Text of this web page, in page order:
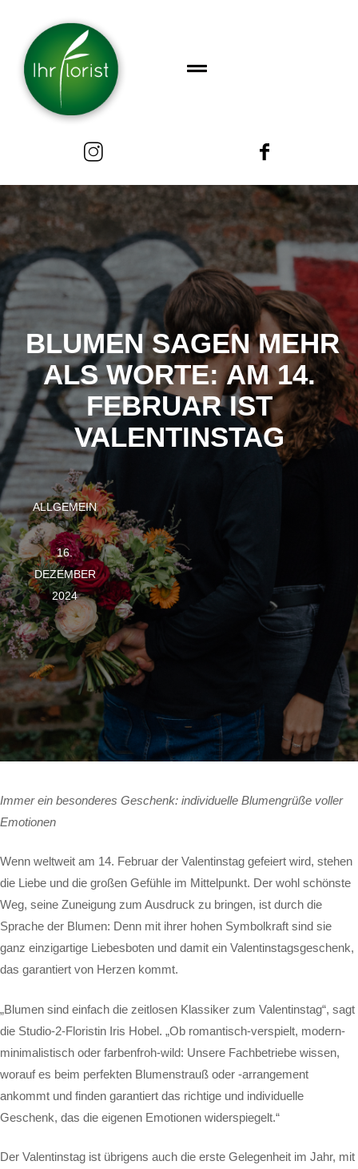
BLUMEN SAGEN MEHR
ALS WORTE: AM 14.
FEBRUAR IST
VALENTINSTAG
ALLGEMEIN
16.
DEZEMBER
2024
Immer ein besonderes Geschenk: individuelle Blumengrüße voller
Emotionen
Wenn weltweit am 14. Februar der Valentinstag gefeiert wird, stehen
die Liebe und die großen Gefühle im Mittelpunkt. Der wohl schönste
Weg, seine Zuneigung zum Ausdruck zu bringen, ist durch die
Sprache der Blumen: Denn mit ihrer hohen Symbolkraft sind sie
ganz einzigartige Liebesboten und damit ein Valentinstagsgeschenk,
das garantiert von Herzen kommt.
„Blumen sind einfach die zeitlosen Klassiker zum Valentinstag“, sagt
die Studio-2-Floristin Iris Hobel. „Ob romantisch-verspielt, modern-
minimalistisch oder farbenfroh-wild: Unsere Fachbetriebe wissen,
worauf es beim perfekten Blumenstrauß oder -arrangement
ankommt und finden garantiert das richtige und individuelle
Geschenk, das die eigenen Emotionen widerspiegelt.“
Der Valentinstag ist übrigens auch die erste Gelegenheit im Jahr, mit